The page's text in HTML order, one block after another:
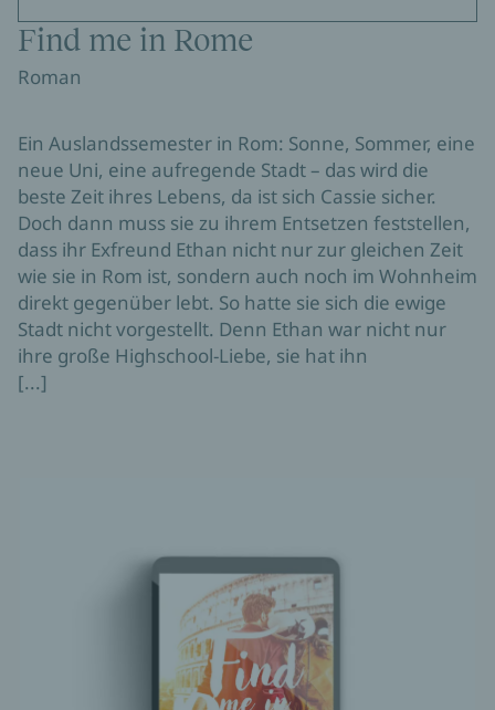
Find me in Rome
Roman
Ein Auslandssemester in Rom: Sonne, Sommer, eine
neue Uni, eine aufregende Stadt – das wird die
beste Zeit ihres Lebens, da ist sich Cassie sicher.
Doch dann muss sie zu ihrem Entsetzen feststellen,
dass ihr Exfreund Ethan nicht nur zur gleichen Zeit
wie sie in Rom ist, sondern auch noch im Wohnheim
direkt gegenüber lebt. So hatte sie sich die ewige
Stadt nicht vorgestellt. Denn Ethan war nicht nur
ihre große Highschool-Liebe, sie hat ihn
[...]